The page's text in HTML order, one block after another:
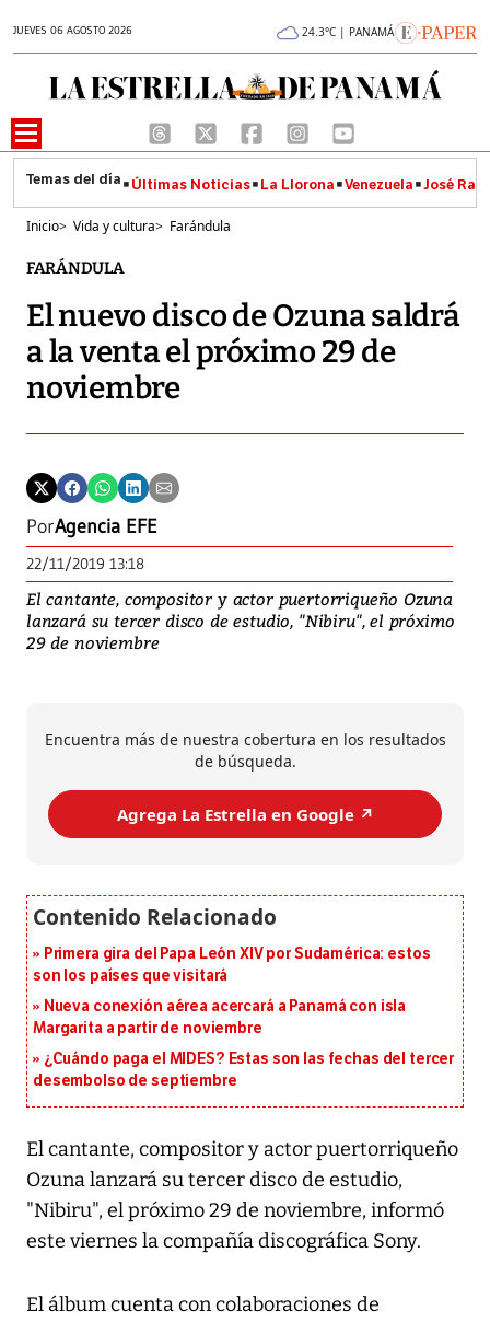
JUEVES 06 AGOSTO 2026 24.3°C | PANAMÁ
Últimas Noticias La Llorona Venezuela José
Inicio> Vida y cultura> Farándula
FARÁNDULA
El nuevo disco de Ozuna saldrá
a la venta el próximo 29 de
noviembre
PorAgencia EFE
22/11/2019 13:18
El cantante, compositor y actor puertorriqueño Ozuna
lanzará su tercer disco de estudio, "Nibiru", el próximo
29 de noviembre
Encuentra más de nuestra cobertura en los resultados
de búsqueda.
Agrega La Estrella en Google ↗️
Primera gira del Papa León XIV por Sudamérica: estos
son los países que visitará
Nueva conexión aérea acercará a Panamá con isla
Margarita a partir de noviembre
¿Cuándo paga el MIDES? Estas son las fechas del tercer
desembolso de septiembre
El cantante, compositor y actor puertorriqueño
Ozuna lanzará su tercer disco de estudio,
"Nibiru", el próximo 29 de noviembre, informó
este viernes la compañía discográfica Sony.
El álbum cuenta con colaboraciones de